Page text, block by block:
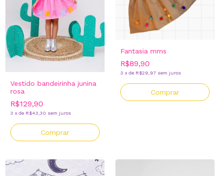
Vestido bandeirinha junina
rosa
R$129,90
3 x de R$43,30 sem juros
Comprar
Fantasia mms
R$89,90
3 x de R$29,97 sem juros
Comprar